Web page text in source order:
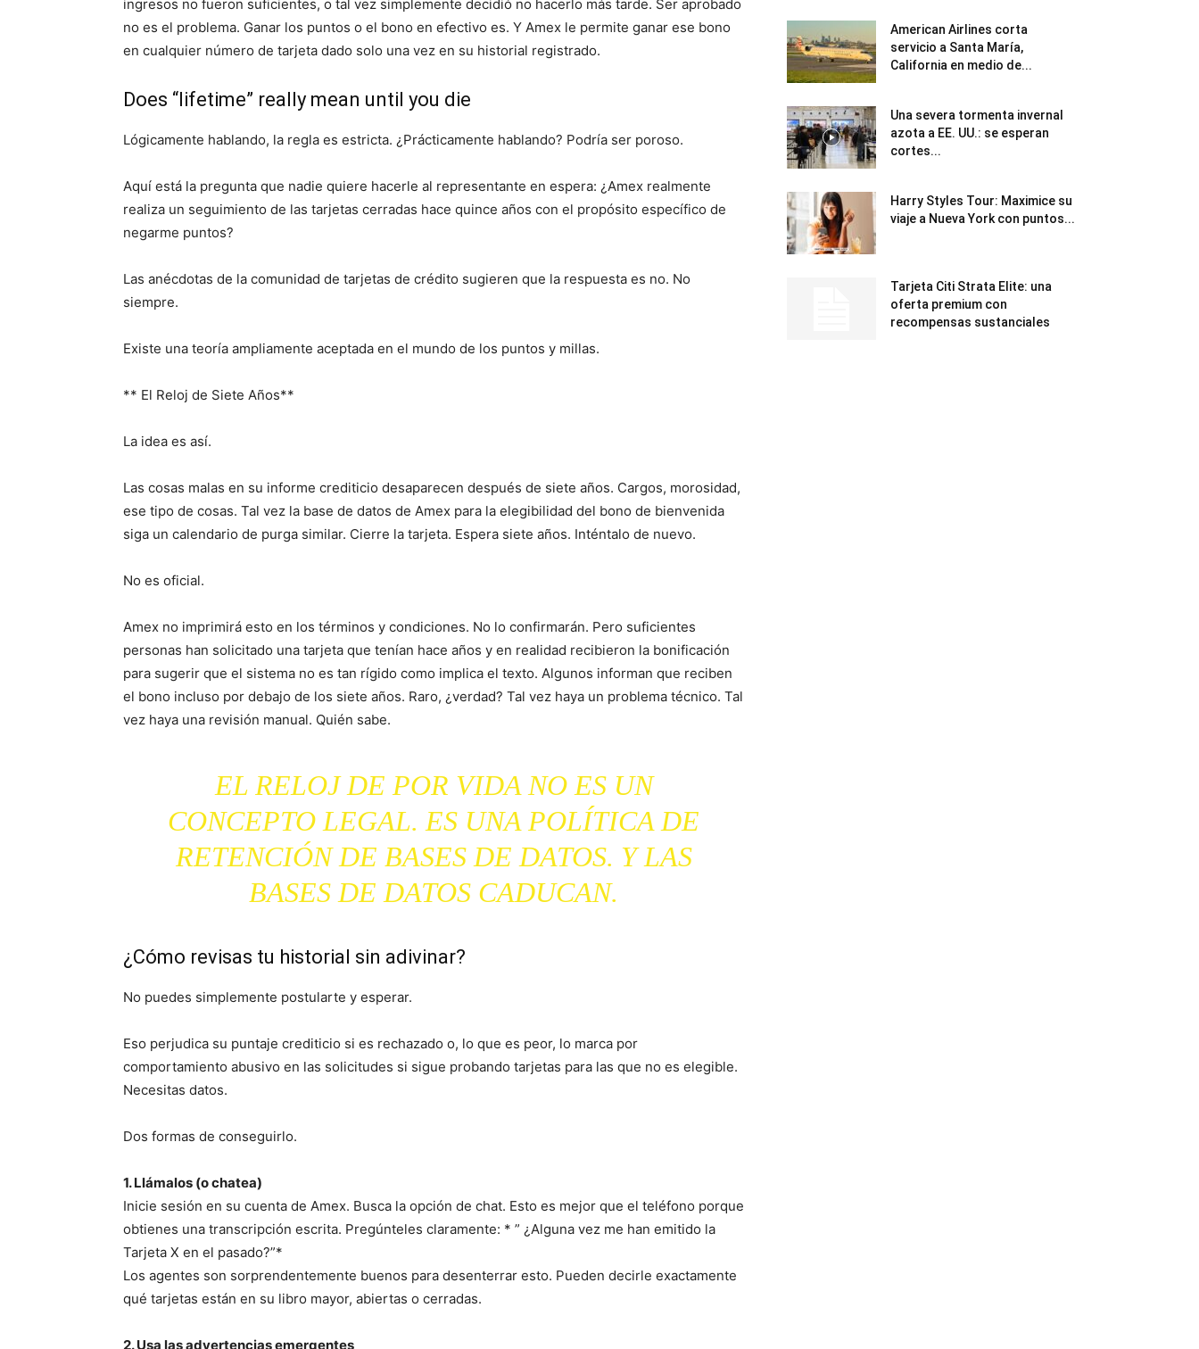
ingresos no fueron suficientes, o tal vez simplemente decidió no hacerlo más tarde. Ser aprobado
no es el problema. Ganar los puntos o el bono en efectivo es. Y Amex le permite ganar ese bono
en cualquier número de tarjeta dado solo una vez en su historial registrado.
Does “lifetime” really mean until you die
Lógicamente hablando, la regla es estricta. ¿Prácticamente hablando? Podría ser poroso.
Aquí está la pregunta que nadie quiere hacerle al representante en espera: ¿Amex realmente
realiza un seguimiento de las tarjetas cerradas hace quince años con el propósito específico de
negarme puntos?
Las anécdotas de la comunidad de tarjetas de crédito sugieren que la respuesta es no. No
siempre.
Existe una teoría ampliamente aceptada en el mundo de los puntos y millas.
** El Reloj de Siete Años**
La idea es así.
Las cosas malas en su informe crediticio desaparecen después de siete años. Cargos, morosidad,
ese tipo de cosas. Tal vez la base de datos de Amex para la elegibilidad del bono de bienvenida
siga un calendario de purga similar. Cierre la tarjeta. Espera siete años. Inténtalo de nuevo.
No es oficial.
Amex no imprimirá esto en los términos y condiciones. No lo confirmarán. Pero suficientes
personas han solicitado una tarjeta que tenían hace años y en realidad recibieron la bonificación
para sugerir que el sistema no es tan rígido como implica el texto. Algunos informan que reciben
el bono incluso por debajo de los siete años. Raro, ¿verdad? Tal vez haya un problema técnico. Tal
vez haya una revisión manual. Quién sabe.
EL RELOJ DE POR VIDA NO ES UN
CONCEPTO LEGAL. ES UNA POLÍTICA DE
RETENCIÓN DE BASES DE DATOS. Y LAS
BASES DE DATOS CADUCAN.
¿Cómo revisas tu historial sin adivinar?
No puedes simplemente postularte y esperar.
Eso perjudica su puntaje crediticio si es rechazado o, lo que es peor, lo marca por
comportamiento abusivo en las solicitudes si sigue probando tarjetas para las que no es elegible.
Necesitas datos.
Dos formas de conseguirlo.
1. Llámalos (o chatea)
Inicie sesión en su cuenta de Amex. Busca la opción de chat. Esto es mejor que el teléfono porque
obtienes una transcripción escrita. Pregúnteles claramente: * ” ¿Alguna vez me han emitido la
Tarjeta X en el pasado?”*
Los agentes son sorprendentemente buenos para desenterrar esto. Pueden decirle exactamente
qué tarjetas están en su libro mayor, abiertas o cerradas.
2. Usa las advertencias emergentes
American Airlines corta
servicio a Santa María,
California en medio de...
Una severa tormenta invernal
azota a EE. UU.: se esperan
cortes...
Harry Styles Tour: Maximice su
viaje a Nueva York con puntos...
Tarjeta Citi Strata Elite: una
oferta premium con
recompensas sustanciales